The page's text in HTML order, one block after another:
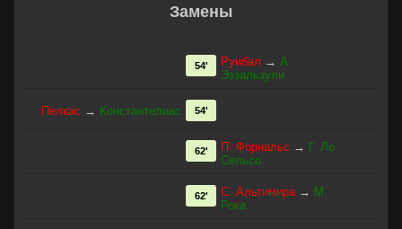
Замены
Руибал → А.
Эззальзули
54'
Пелкас → Константелиас 54'
П. Форнальс → Г. Ло
Сельсо
62'
С. Альтимира→ М.
Рока
62'